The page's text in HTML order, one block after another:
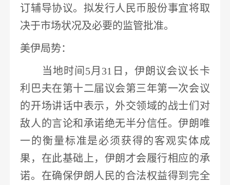
订辅导协议。拟发行人民币股份事宜将取
决于市场状况及必要的监管批准。
美伊局势：
当地时间 5月31日，伊朗议会议长卡
利巴夫在第十二届议会第三年第一次会议
的开场讲话中表示，外交领域的战士们对
敌人的言论和承诺绝无半分信任。伊朗唯
一的衡量标准是必须获得的客观实体成
果，在此基础上，伊朗才会履行相应的承
诺。 在确保伊朗人民的合法权益得到完全